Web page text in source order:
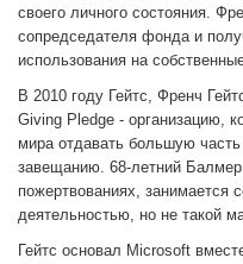
своего личного состояния.
сопредседателя фонда и
использования на
В 2010 году Гейтс, Френч
Giving Pledge - организацию,
мира отдавать большую
завещанию. 68-летний
пожертвованиях, занимается
деятельностью, но не такой
Гейтс основал Microsoft